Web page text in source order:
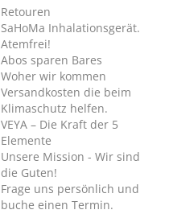
Retouren
SaHoMa Inhalationsgerät.
Atemfrei!
Abos sparen Bares
Woher wir kommen
Versandkosten die beim
Klimaschutz helfen.
VEYA – Die Kraft der 5
Elemente
Unsere Mission - Wir sind
die Guten!
Frage uns persönlich und
buche einen Termin.